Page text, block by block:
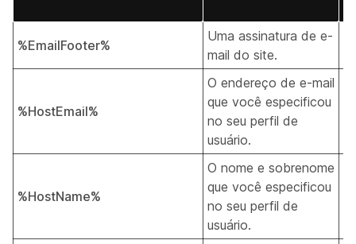
%EmailFooter%
Uma assinatura de e-
mail do site.
%HostEmail%
O endereço de e-mail
que você especificou
no seu perfil de
usuário.
%HostName%
O nome e sobrenome
que você especificou
no seu perfil de
usuário.